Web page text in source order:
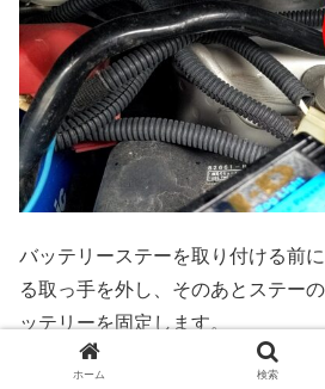
バッテリーステーを取り付ける前
る取っ手を外し、そのあとステー
ッテリーを固定します。
ホーム 検索